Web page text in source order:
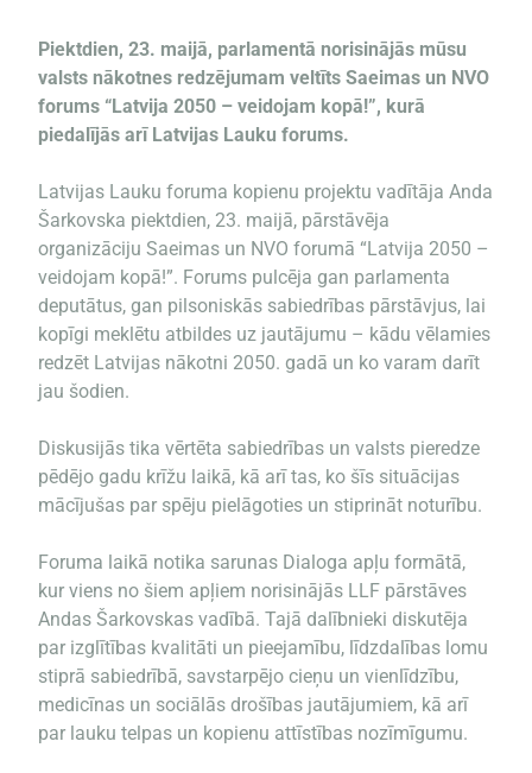
Piektdien, 23. maijā, parlamentā norisinājās mūsu
valsts nākotnes redzējumam veltīts Saeimas un NVO
forums “Latvija 2050 – veidojam kopā!”, kurā
piedalījās arī Latvijas Lauku forums.
Latvijas Lauku foruma kopienu projektu vadītāja Anda
Šarkovska piektdien, 23. maijā, pārstāvēja
organizāciju Saeimas un NVO forumā “Latvija 2050 –
veidojam kopā!”. Forums pulcēja gan parlamenta
deputātus, gan pilsoniskās sabiedrības pārstāvjus, lai
kopīgi meklētu atbildes uz jautājumu – kādu vēlamies
redzēt Latvijas nākotni 2050. gadā un ko varam darīt
jau šodien.
Diskusijās tika vērtēta sabiedrības un valsts pieredze
pēdējo gadu krīžu laikā, kā arī tas, ko šīs situācijas
mācījušas par spēju pielāgoties un stiprināt noturību.
Foruma laikā notika sarunas Dialoga apļu formātā,
kur viens no šiem apļiem norisinājās LLF pārstāves
Andas Šarkovskas vadībā. Tajā dalībnieki diskutēja
par izglītības kvalitāti un pieejamību, līdzdalības lomu
stiprā sabiedrībā, savstarpējo cieņu un vienlīdzību,
medicīnas un sociālās drošības jautājumiem, kā arī
par lauku telpas un kopienu attīstības nozīmīgumu.